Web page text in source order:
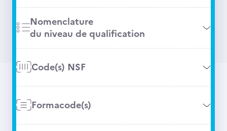
Nomenclature
du niveau de qualification
Code(s) NSF
Formacode(s)